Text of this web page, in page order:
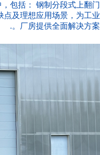
包括： 钢制分段式上翻门
点及理想应用场景，为工业
厂房提供全面解决方案。.